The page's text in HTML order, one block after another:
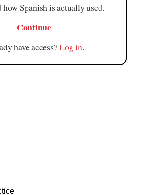
how Spanish is actually used.
Continue
have access?Log in.